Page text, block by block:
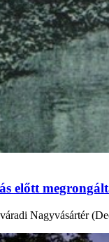
előtt
Nagyvásártér